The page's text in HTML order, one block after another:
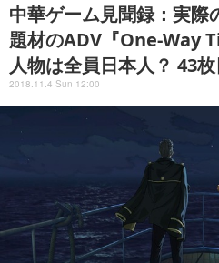
中華ゲーム見聞録：実際
題材のADV『One-Way
人物は全員日本人？ 43
2018.11.4 Sun 12:00